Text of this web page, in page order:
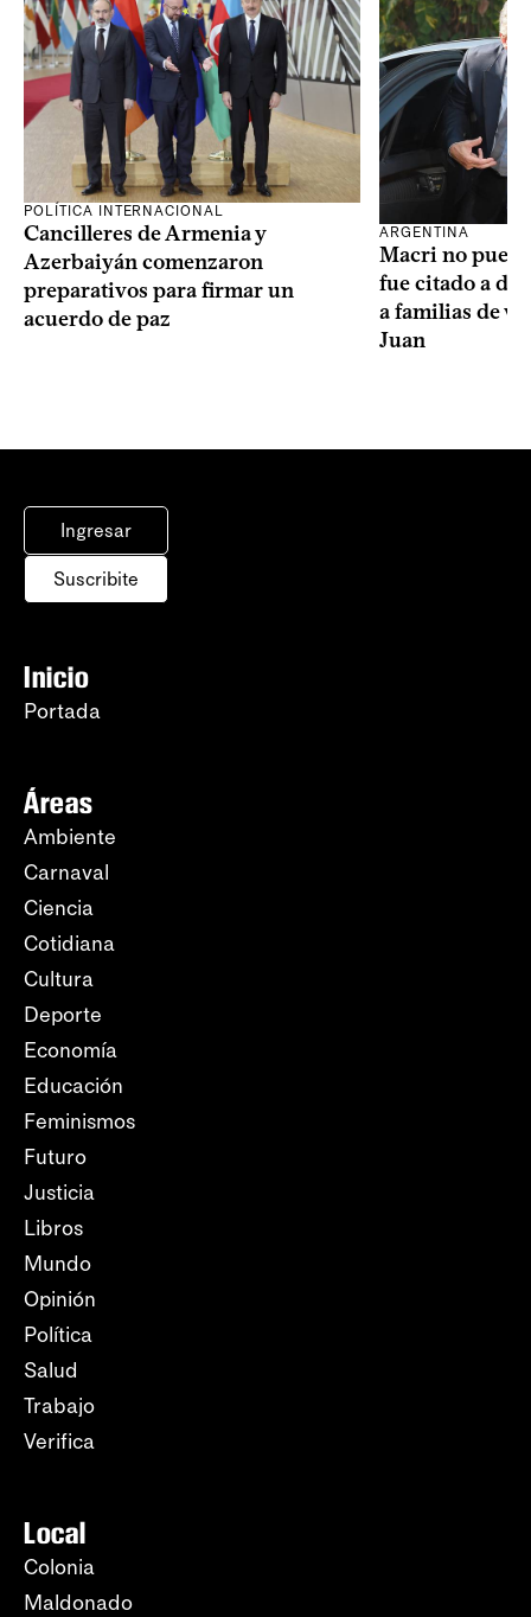
POLÍTICA INTERNACIONAL
Cancilleres de Armenia y
Azerbaiyán comenzaron
preparativos para firmar un
acuerdo de paz
ARGENTINA
Macri no
fue citado a
a familias de
Juan
Ingresar
Suscribite
Inicio
Portada
Áreas
Ambiente
Carnaval
Ciencia
Cotidiana
Cultura
Deporte
Economía
Educación
Feminismos
Futuro
Justicia
Libros
Mundo
Opinión
Política
Salud
Trabajo
Verifica
Local
Colonia
Maldonado